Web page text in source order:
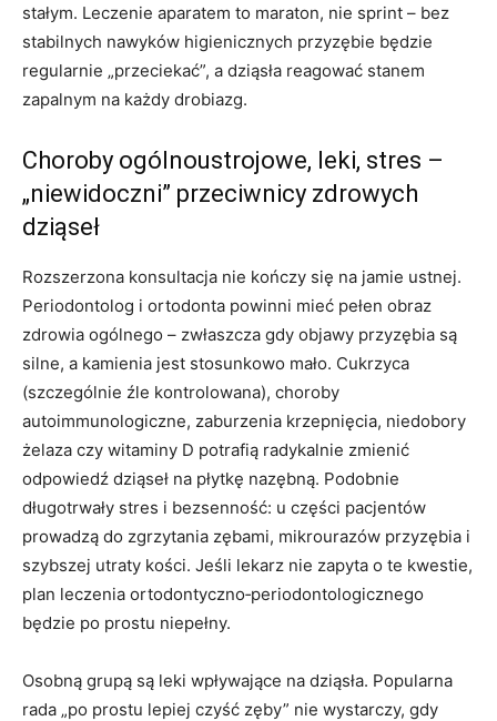
stałym. Leczenie aparatem to maraton, nie sprint – bez
stabilnych nawyków higienicznych przyzębie będzie
regularnie „przeciekać”, a dziąsła reagować stanem
zapalnym na każdy drobiazg.
Choroby ogólnoustrojowe, leki, stres –
„niewidoczni” przeciwnicy zdrowych
dziąseł
Rozszerzona konsultacja nie kończy się na jamie ustnej.
Periodontolog i ortodonta powinni mieć pełen obraz
zdrowia ogólnego – zwłaszcza gdy objawy przyzębia są
silne, a kamienia jest stosunkowo mało. Cukrzyca
(szczególnie źle kontrolowana), choroby
autoimmunologiczne, zaburzenia krzepnięcia, niedobory
żelaza czy witaminy D potrafią radykalnie zmienić
odpowiedź dziąseł na płytkę nazębną. Podobnie
długotrwały stres i bezsenność: u części pacjentów
prowadzą do zgrzytania zębami, mikrourazów przyzębia i
szybszej utraty kości. Jeśli lekarz nie zapyta o te kwestie,
plan leczenia ortodontyczno‑periodontologicznego
będzie po prostu niepełny.
Osobną grupą są leki wpływające na dziąsła. Popularna
rada „po prostu lepiej czyść zęby” nie wystarczy, gdy